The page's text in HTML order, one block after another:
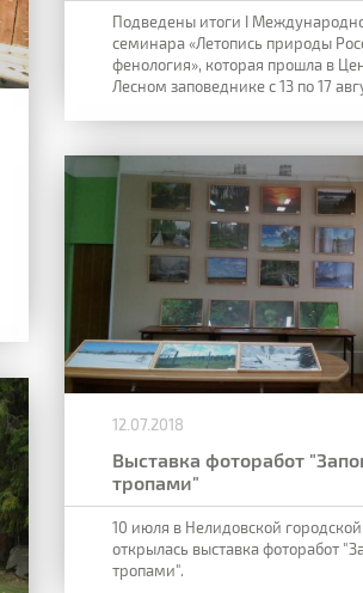
Подведены итоги I
семинара «Летопись природы
фенология», которая прошла в
Лесном заповеднике с 13 по 17
12.07.2018
Выставка фоторабот
тропами"
10 июля в Нелидовской
открылась выставка фоторабот
тропами".